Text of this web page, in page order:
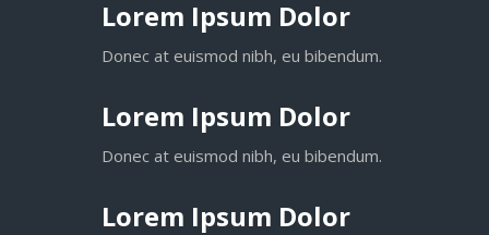
Lorem Ipsum Dolor
Donec at euismod nibh, eu bibendum.
Lorem Ipsum Dolor
Donec at euismod nibh, eu bibendum.
Lorem Ipsum Dolor